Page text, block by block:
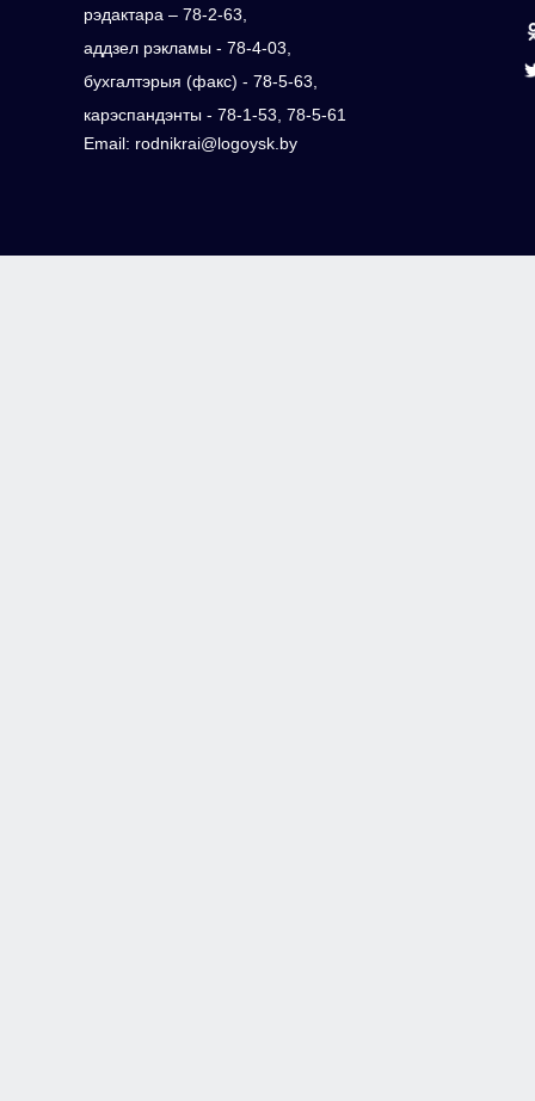
рэдактара – 78-2-63,
аддзел рэкламы - 78-4-03,
бухгалтэрыя (факс) - 78-5-63,
карэспандэнты - 78-1-53, 78-5-61
Email: rodnikrai@logoysk.by